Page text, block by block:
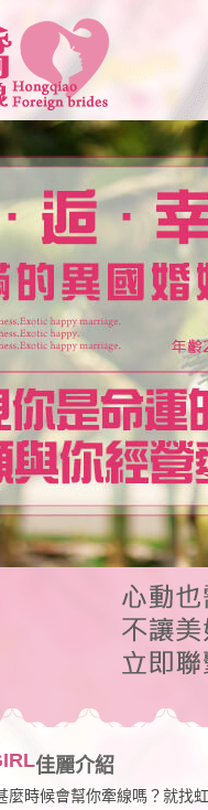
佳麗介紹
麼時候會幫你牽線嗎？就找